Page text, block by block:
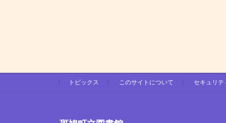
トピックス このサイトについて セキュリテ